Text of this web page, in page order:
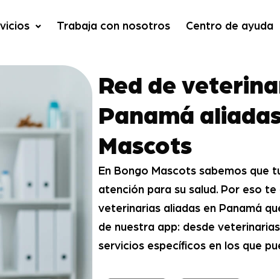
Trabaja con nosotros Centro de ayuda
Red de
Panamá
Mascots
En Bongo Mascots sabemos que
atención para su salud. Por eso
veterinarias aliadas en Panamá
de nuestra app: desde
servicios específicos en los que